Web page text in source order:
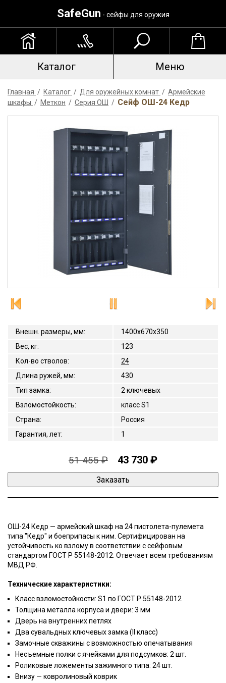
SafeGun - сейфы для оружия
Каталог Меню
Главная / Каталог / Для оружейных комнат / Армейские
шкафы / Меткон / Серия ОШ / Сейф ОШ-24 Кедр
Внешн. размеры, мм:
1400x670x350
Вес, кг:
123
Кол-во стволов:
24
Длина ружей, мм:
430
Тип замка:
2 ключевых
Взломостойкость:
класс S1
Страна:
Россия
Гарантия, лет: 1
51 455 ₽ 43 730 ₽
ОШ-24 Кедр — армейский шкаф на 24 пистолета-пулемета
типа "Кедр" и боеприпасы к ним. Сертифицирован на
устойчивость ко взлому в соответствии с сейфовым
стандартом ГОСТ Р 55148-2012. Отвечает всем требованиям
МВД РФ.
Технические характеристики:
Класс взломостойкости: S1 по ГОСТ Р 55148-2012
Толщина металла корпуса и двери: 3 мм
Дверь на внутренних петлях
Два сувальдных ключевых замка (II класс)
Замочные скважины с возможностью опечатывания
Несъемные полки с ячейками для подсумков: 2 шт.
Роликовые ложементы зажимного типа: 24 шт.
Внизу — ковролиновый коврик